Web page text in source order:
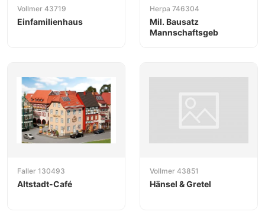
Vollmer 43719
Einfamilienhaus
Herpa 746304
Mil. Bausatz
Mannschaftsgeb
Faller 130493
Altstadt-Café
Vollmer 43851
Hänsel & Gretel